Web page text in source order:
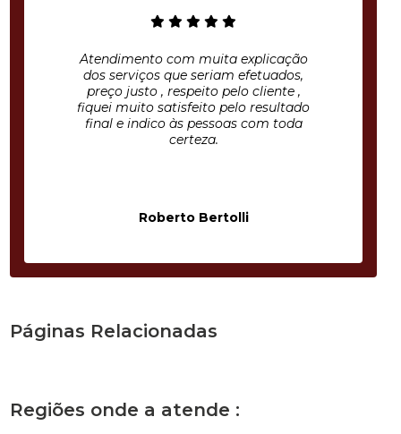
Atendimento com muita explicação
dos serviços que seriam efetuados,
preço justo , respeito pelo cliente ,
fiquei muito satisfeito pelo resultado
final e indico às pessoas com toda
certeza.
Roberto Bertolli
Páginas Relacionadas
Regiões onde a atende :